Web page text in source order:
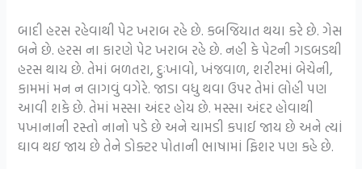
બાદી હરસ રહેવાથી પેટ ખરાબ રહે છે. કબજિયાત થયા કરે છે. ગેસ
બને છે. હરસ ના કારણે પેટ ખરાબ રહે છે. નહી કે પેટની ગડબડથી
હરસ થાય છે. તેમાં બળતરા, દુઃખાવો, ખંજવાળ, શરીરમાં બેચેની,
કામમાં મન ન લાગવું વગેરે. જાડા વધુ થવા ઉપર તેમાં લોહી પણ
આવી શકે છે. તેમાં મસ્સા અંદર હોય છે. મસ્સા અંદર હોવાથી
પખાનાની રસ્તો નાનો પડે છે અને ચામડી કપાઈ જાય છે અને ત્યાં
ઘાવ થઇ જાય છે તેને ડોક્ટર પોતાની ભાષામાં ફિશર પણ કહે છે.